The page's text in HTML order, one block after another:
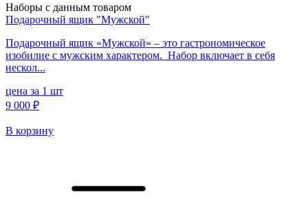
Наборы с данным товаром
Подарочный ящик "Мужской"
Подарочный ящик «Мужской» – это гастрономическое
изобилие с мужским характером. Набор включает в себя
нескол...
цена за 1 шт
9 000 ₽
В корзину